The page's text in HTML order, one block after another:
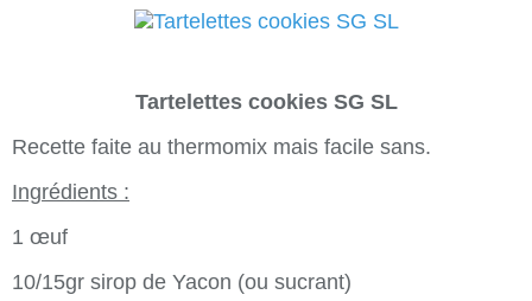
Tartelettes cookies SG SL
Recette faite au thermomix mais facile sans.
Ingrédients :
1 œuf
10/15gr sirop de Yacon (ou sucrant)